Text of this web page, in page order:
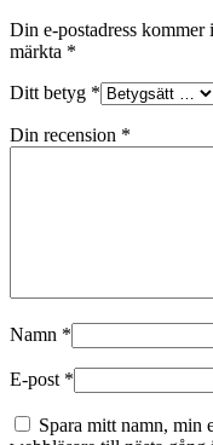
Din e-postadress kommer
märkta *
Ditt betyg *
Din recension *
Namn *
E-post *
Spara mitt namn, min